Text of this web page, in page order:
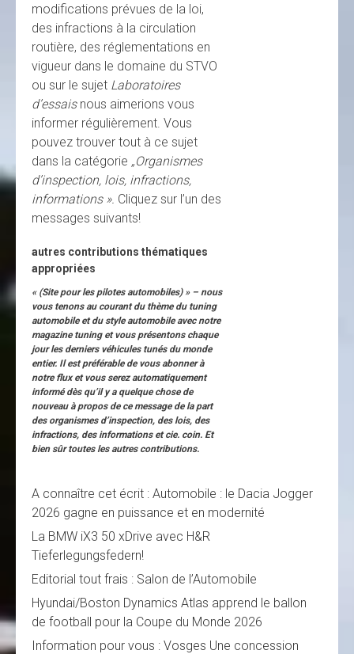
modifications prévues de la loi,
des infractions à la circulation
routière, des réglementations en
vigueur dans le domaine du STVO
ou sur le sujet Laboratoires
d’essaisnous aimerions vous
informer régulièrement. Vous
pouvez trouver tout à ce sujet
dans la catégorie „Organismes
d’inspection, lois, infractions,
informations ». Cliquez sur l’un des
messages suivants!
autres contributions thématiques
appropriées
« (Site pour les pilotes automobiles) » – nous
vous tenons au courant du thème du tuning
automobile et du style automobile avec notre
magazine tuning et vous présentons chaque
jour les derniers véhicules tunés du monde
entier. Il est préférable de vous abonner à
notre flux et vous serez automatiquement
informé dès qu’il y a quelque chose de
nouveau à propos de ce message de la part
des organismes d’inspection, des lois, des
infractions, des informations et cie. coin. Et
bien sûr toutes les autres contributions.
A connaître cet écrit : Automobile : le Dacia Jogger
2026 gagne en puissance et en modernité
La BMW iX3 50 xDrive avec H&R
Tieferlegungsfedern!
Editorial tout frais : Salon de l’Automobile
Hyundai/Boston Dynamics Atlas apprend le ballon
de football pour la Coupe du Monde 2026
Information pour vous : Vosges Une concession